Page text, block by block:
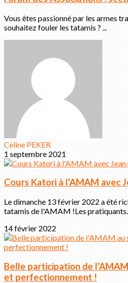
Vous êtes passionné par les armes
souhaitez fouler les tatamis ? ...
Celine PEKER
1 septembre 2021
Cours Katori à l'AMAM avec
Le dimanche 13 février 2022 a été
tatamis de l'AMAM !Les
14 février 2022
Belle participation de
et perfectionnement !